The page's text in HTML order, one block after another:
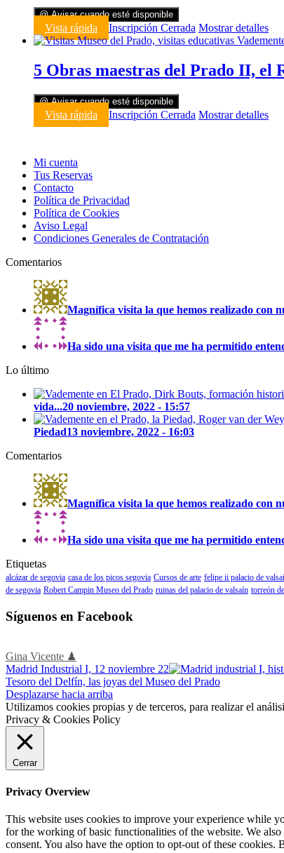
@ Avisar cuando esté disponible
Vista rápida Inscripción Cerrada Mostrar detalles
5 Obras maestras del Prado II, el
@ Avisar cuando esté disponible
Vista rápida Inscripción Cerrada Mostrar detalles
Mi cuenta
Tus Reservas
Contacto
Política de Privacidad
Política de Cookies
Aviso Legal
Condiciones Generales de Contratación
Comentarios
Magnífica visita la que hemos realizado con
Ha sido una visita que me ha permitido
Lo último
vida...20 noviembre, 2022 - 15:57
Piedad13 noviembre, 2022 - 16:03
Comentarios
Magnífica visita la que hemos realizado con
Ha sido una visita que me ha permitido
Etiquetas
alcázar de segovia casa de los picos segovia Cursos de arte felipe ii palacio de
de segovia Robert Campin Museo del Prado ruinas del palacio de valsaín torreón
Síguenos en Facebook
Gina Vicente ♟
Madrid Industrial I, 12 noviembre 22
Tesoro del Delfín, las joyas del Museo del Prado
Desplazarse hacia arriba
Utilizamos cookies propias y de terceros, para realizar el
Privacy & Cookies Policy
Cerrar
Privacy Overview
This website uses cookies to improve your experience while
for the working of basic functionalities of the website. We
consent. You also have the option to opt-out of these